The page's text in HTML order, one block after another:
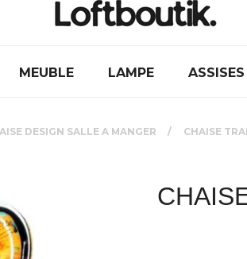
MEUBLE LAMPE ASSISES
DESIGN SALLE A MANGER CHAISE